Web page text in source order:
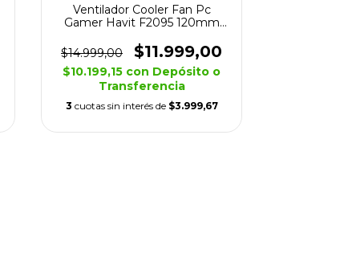
Ventilador Cooler Fan Pc
Gamer Havit F2095 120mm
$14.999,00
$11.999,00
$10.199,15 con Depósito o
Transferencia
3 cuotas sin interés de $3.999,67